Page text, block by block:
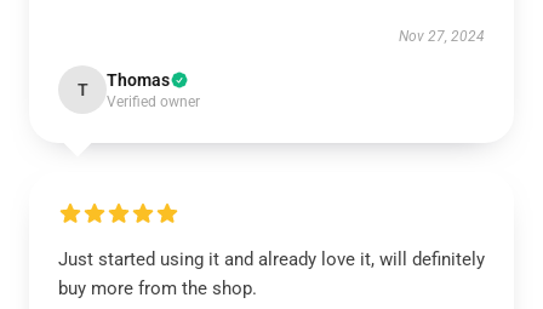
Nov 27, 2024
T Thomas
Verified owner
Just started using it and already love it, will definitely
buy more from the shop.